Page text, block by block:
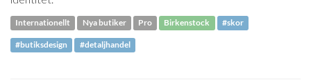
Internationellt Nya butiker Pro Birkenstock #skor
#butiksdesign #detaljhandel